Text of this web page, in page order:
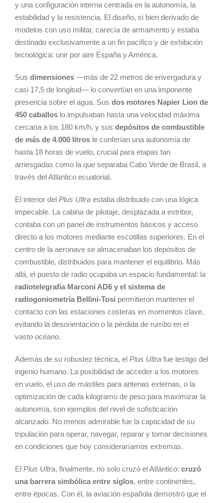
y una configuración interna centrada en la autonomía, la
estabilidad y la resistencia. El diseño, si bien derivado de
modelos con uso militar, carecía de armamento y estaba
destinado exclusivamente a un fin pacífico y de exhibición
tecnológica: unir por aire España y América.
Sus dimensiones —más de 22 metros de envergadura y
casi 17,5 de longitud— lo convertían en una imponente
presencia sobre el agua. Sus dos motores Napier Lion de
450 caballos lo impulsaban hasta una velocidad máxima
cercana a los 180 km/h, y sus depósitos de combustible
de más de 4.000 litros le conferían una autonomía de
hasta 18 horas de vuelo, crucial para etapas tan
arriesgadas como la que separaba Cabo Verde de Brasil, a
través del Atlántico ecuatorial.
El interior del Plus Ultra estaba distribuido con una lógica
impecable. La cabina de pilotaje, desplazada a estribor,
contaba con un panel de instrumentos básicos y acceso
directo a los motores mediante escotillas superiores. En el
centro de la aeronave se almacenaban los depósitos de
combustible, distribuidos para mantener el equilibrio. Más
allá, el puesto de radio ocupaba un espacio fundamental: la
radiotelegrafía Marconi AD6 y el sistema de
radiogoniometría Bellini-Tosi permitieron mantener el
contacto con las estaciones costeras en momentos clave,
evitando la desorientación o la pérdida de rumbo en el
vasto océano.
Además de su robustez técnica, el Plus Ultra fue testigo del
ingenio humano. La posibilidad de acceder a los motores
en vuelo, el uso de mástiles para antenas externas, o la
optimización de cada kilogramo de peso para maximizar la
autonomía, son ejemplos del nivel de sofisticación
alcanzado. No menos admirable fue la capacidad de su
tripulación para operar, navegar, reparar y tomar decisiones
en condiciones que hoy consideraríamos extremas.
El Plus Ultra, finalmente, no solo cruzó el Atlántico: cruzó
una barrera simbólica entre siglos, entre continentes,
entre épocas. Con él, la aviación española demostró que el